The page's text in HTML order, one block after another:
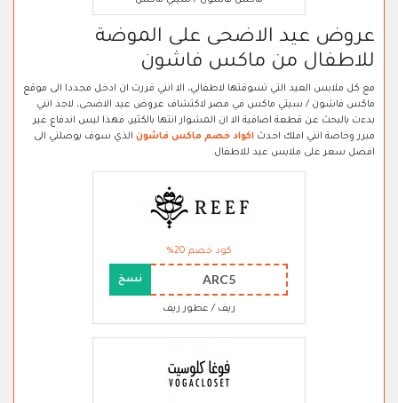
عروض عيد الاضحى على الموضة
للاطفال من ماكس فاشون
مع كل ملابس العيد التي تسوقتها لاطفالي، الا انني قررت ان ادخل مجددا الى موقع
ماكس فاشون / سيتي ماكس في مصر لاكتشاف عروض عيد الاضحى، لاجد انني
بدءت بالبحث عن قطعة اضافية الا ان المشوار انتها بالكثير، فهذا ليس اندفاع غير
مبرر وخاصة انني املك احدث اكواد خصم ماكس فاشون الذي سوف يوصلني الى
افضل سعر على ملابس عيد للاطفال.
كود خصم 20%
ARC5 نسخ
ريف / عطور ريف